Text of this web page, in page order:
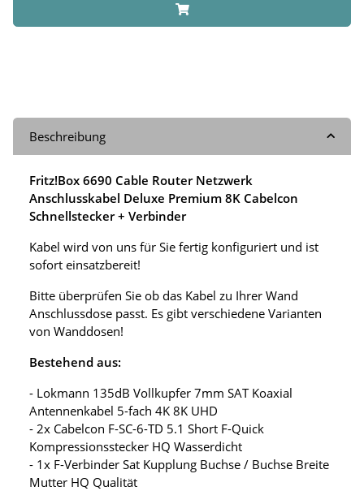
Beschreibung
Fritz!Box 6690 Cable Router Netzwerk
Anschlusskabel Deluxe Premium 8K Cabelcon
Schnellstecker + Verbinder
Kabel wird von uns für Sie fertig konfiguriert und ist
sofort einsatzbereit!
Bitte überprüfen Sie ob das Kabel zu Ihrer Wand
Anschlussdose passt. Es gibt verschiedene Varianten
von Wanddosen!
Bestehend aus:
- Lokmann 135dB Vollkupfer 7mm SAT Koaxial
Antennenkabel 5-fach 4K 8K UHD
- 2x Cabelcon F-SC-6-TD 5.1 Short F-Quick
Kompressionsstecker HQ Wasserdicht
- 1x F-Verbinder Sat Kupplung Buchse / Buchse Breite
Mutter HQ Qualität